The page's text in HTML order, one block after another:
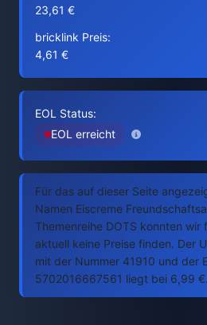
23,61 €
bricklink Preis:
4,61 €
EOL Status:
EOL erreicht
Für das auf dieser Seite
Namen Eiscreme
Themenreihe DOTS konnten wir
aktuell keine Preise finden. Der
mit der Nummer 41910 und der
5702016667561 liegt bei 6,99 €.